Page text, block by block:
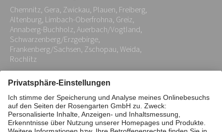
*
Chemnitz, Gera, Zwickau, Plauen, Freiberg,
Altenburg, Limbach-Oberfrohna, Greiz,
Annaberg-Buchholz, Auerbach/Vogtland,
Schwarzenberg/Erzgebirge,
Frankenberg/Sachsen, Zschopau, Weida,
Rochlitz
Impressum Datenschutz
Stiftung
Interne Meldestelle
Zahlungsmittel